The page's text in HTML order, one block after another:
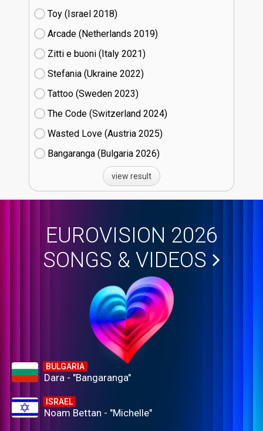
Toy (Israel
18)
Arcade (Netherlands
19)
Zitti e buoni​ (Italy
21)
Stefania (Ukraine
22)
Tattoo (Sweden
23)
The Code (Switzerland
24)
Wasted Love (Austria
25)
Bangaranga (Bulgaria
26)
view result
EUROVISION 2026
SONGS & VIDEOS
BULGARIA
Dara - "Bangaranga"
ISRAEL
Noam Bettan - "Michelle"